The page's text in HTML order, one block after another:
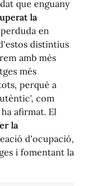
que enguany
la
en
distintius
amb més
més
perquè a
com
afirmat. El
la
d'ocupació,
i fomentant la